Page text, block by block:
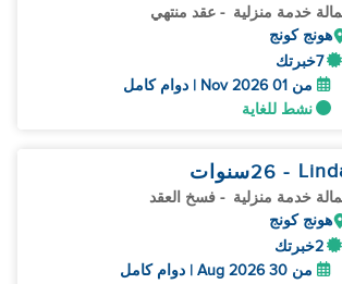
خدمة منزلية - عقد منتهي
هونج كونج
7خبرتك
من 01 Nov 2026 | دوام كامل
نشط للغاية
- 26 سنوات
خدمة منزلية - فسخ العقد
هونج كونج
2خبرتك
من 30 Aug 2026 | دوام كامل